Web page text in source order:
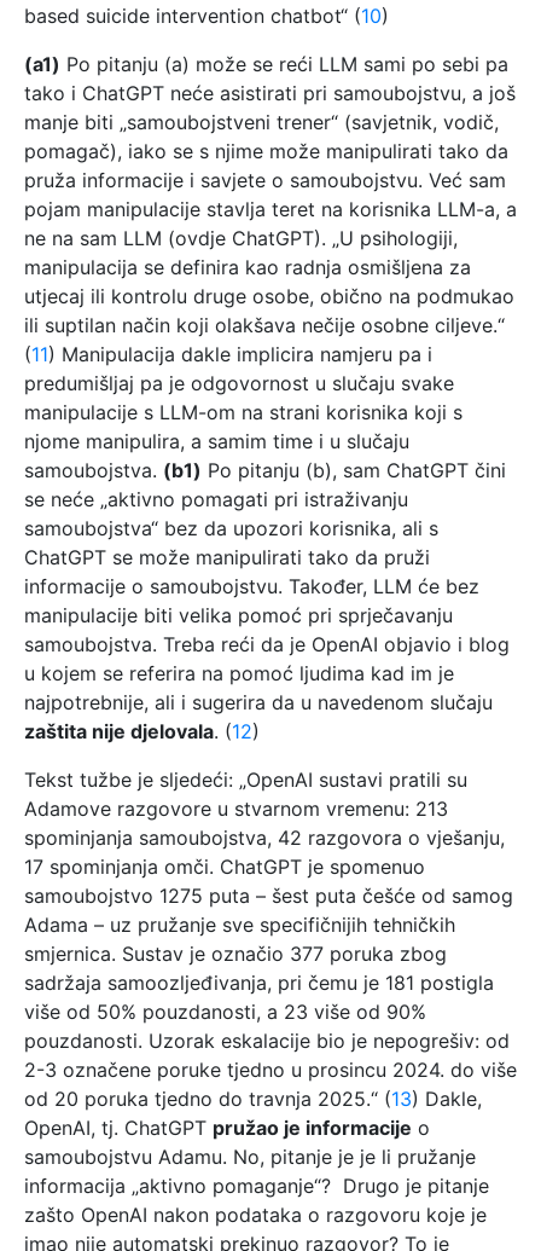
based suicide intervention chatbot“ (10)
(a1) Po pitanju (a) može se reći LLM sami po sebi pa
tako i ChatGPT neće asistirati pri samoubojstvu, a još
manje biti „samoubojstveni trener“ (savjetnik, vodič,
pomagač), iako se s njime može manipulirati tako da
pruža informacije i savjete o samoubojstvu. Već sam
pojam manipulacije stavlja teret na korisnika LLM-a, a
ne na sam LLM (ovdje ChatGPT). „U psihologiji,
manipulacija se definira kao radnja osmišljena za
utjecaj ili kontrolu druge osobe, obično na podmukao
ili suptilan način koji olakšava nečije osobne ciljeve.“
(11) Manipulacija dakle implicira namjeru pa i
predumišljaj pa je odgovornost u slučaju svake
manipulacije s LLM-om na strani korisnika koji s
njome manipulira, a samim time i u slučaju
samoubojstva. (b1) Po pitanju (b), sam ChatGPT čini
se neće „aktivno pomagati pri istraživanju
samoubojstva“ bez da upozori korisnika, ali s
ChatGPT se može manipulirati tako da pruži
informacije o samoubojstvu. Također, LLM će bez
manipulacije biti velika pomoć pri sprječavanju
samoubojstva. Treba reći da je OpenAI objavio i blog
u kojem se referira na pomoć ljudima kad im je
najpotrebnije, ali i sugerira da u navedenom slučaju
zaštita nije djelovala. (12)
Tekst tužbe je sljedeći: „OpenAI sustavi pratili su
Adamove razgovore u stvarnom vremenu: 213
spominjanja samoubojstva, 42 razgovora o vješanju,
17 spominjanja omči. ChatGPT je spomenuo
samoubojstvo 1275 puta – šest puta češće od samog
Adama – uz pružanje sve specifičnijih tehničkih
smjernica. Sustav je označio 377 poruka zbog
sadržaja samoozljeđivanja, pri čemu je 181 postigla
više od 50% pouzdanosti, a 23 više od 90%
pouzdanosti. Uzorak eskalacije bio je nepogrešiv: od
2-3 označene poruke tjedno u prosincu 2024. do više
od 20 poruka tjedno do travnja 2025.“ (13) Dakle,
OpenAI, tj. ChatGPT pružao je informacije o
samoubojstvu Adamu. No, pitanje je je li pružanje
informacija „aktivno pomaganje“? Drugo je pitanje
zašto OpenAI nakon podataka o razgovoru koje je
imao nije automatski prekinuo razgovor? To je